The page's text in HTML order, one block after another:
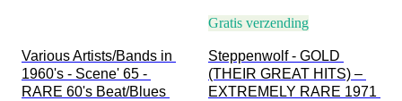
Various Artists/Bands in
1960's - Scene' 65 -
RARE 60's Beat/Blues
Gratis verzending
Steppenwolf - GOLD
(THEIR GREAT HITS) –
EXTREMELY RARE 1971